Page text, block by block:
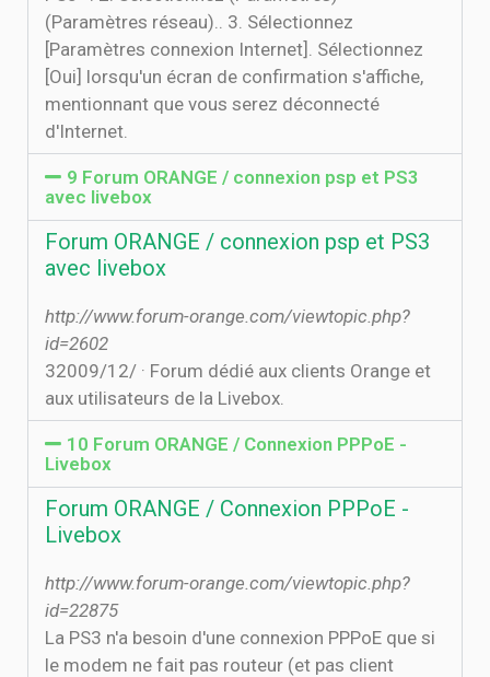
(Paramètres réseau).. 3. Sélectionnez
[Paramètres connexion Internet]. Sélectionnez
[Oui] lorsqu'un écran de confirmation s'affiche,
mentionnant que vous serez déconnecté
d'Internet.
9 Forum ORANGE / connexion psp et PS3
avec livebox
Forum ORANGE / connexion psp et PS3
avec livebox
http://www.forum-orange.com/viewtopic.php?
id=2602
3‏‏/12‏‏/2009 · Forum dédié aux clients Orange et
aux utilisateurs de la Livebox.
10 Forum ORANGE / Connexion PPPoE -
Livebox
Forum ORANGE / Connexion PPPoE -
Livebox
http://www.forum-orange.com/viewtopic.php?
id=22875
La PS3 n'a besoin d'une connexion PPPoE que si
le modem ne fait pas routeur (et pas client